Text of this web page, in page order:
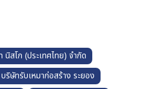
นิสโก (ประเทศไทย) จำกัด
บริษัทรับเหมาก่อสร้าง ระยอง